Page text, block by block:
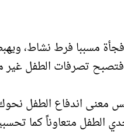
مسببا فرط نشاط،
تصرفات الطفل
ليس معنى اندفاع الطفل
الطفل متعاوناً كما